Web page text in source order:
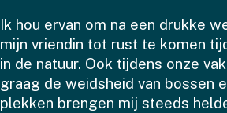
Ik hou ervan om na een drukke
mijn vriendin tot rust te komen
in de natuur. Ook tijdens onze
graag de weidsheid van bossen
plekken brengen mij steeds